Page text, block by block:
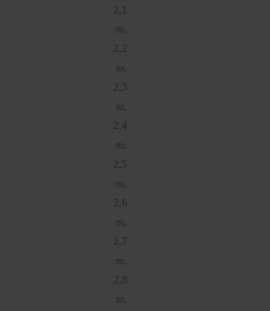
2,1
m,
2,2
m,
2,3
m,
2,4
m,
2,5
m,
2,6
m,
2,7
m,
2,8
m,